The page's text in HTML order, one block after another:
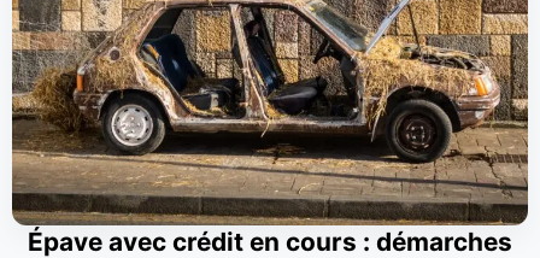
Épave avec crédit en cours : démarches